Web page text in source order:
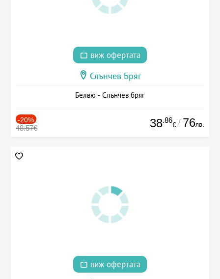
виж офертата
Слънчев Бряг
Белвю - Слънчев бряг
-20%
48.57€ 38.86
€ / 76лв.
виж офертата